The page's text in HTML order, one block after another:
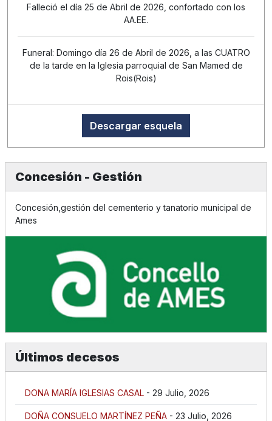
Falleció el día 25 de Abril de 2026, confortado con los
AA.EE.
Funeral: Domingo día 26 de Abril de 2026, a las CUATRO
de la tarde en la Iglesia parroquial de San Mamed de
Rois(Rois)
Descargar esquela
Concesión - Gestión
Concesión,gestión del cementerio y tanatorio municipal de
Ames
Últimos decesos
DONA MARÍA IGLESIAS CASAL - 29 Julio, 2026
DOÑA CONSUELO MARTÍNEZ PEÑA - 23 Julio, 2026